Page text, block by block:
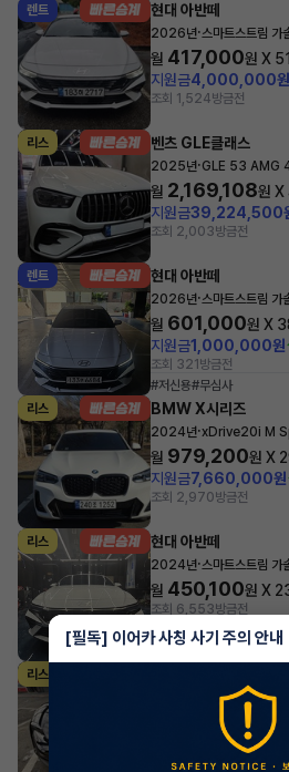
렌트 현대 아반떼
2026년·스마트스트림 가
월 417,000원 X 51
지원금4,000,000원
조회 1,524방금전
리스 벤츠 GLE클래스
2025년·GLE 53 AMG
월 2,169,108원 X
지원금39,224,500
조회 2,003방금전
렌트 현대 아반떼
2026년·스마트스트림 가
월 601,000원 X
지원금1,000,000원
조회 321 방금전
#저신용#무심사
리스
BMW X시리즈
2024년·xDrive20i M
월 979,200원 X
지원금7,660,000원
조회 2,970방금전
리스 현대 아반떼
2024년·스마트스트림 가
월 450,100원 X
조회 6,553방금전
리스
Taycan
1,933,380 원 X
7,000,000원
조회 3,925방금전
[필독] 이어카 사칭 사기 주의 안내